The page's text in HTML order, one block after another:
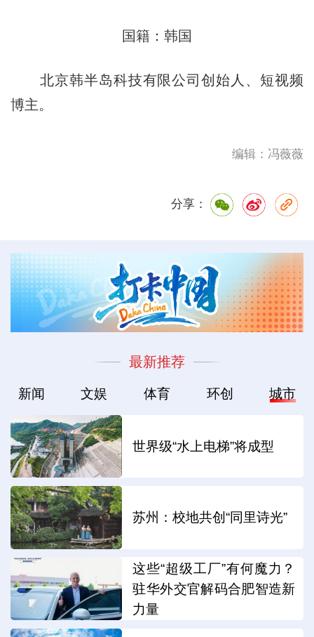
国籍：韩国
北京韩半岛科技有限公司创始人、短视频
博主。
编辑：冯薇薇
分享：
最新推荐
新闻 文娱 体育 环创 城市
世界级“水上电梯”将成型
苏州：校地共创“同里诗光”
这些“超级工厂”有何魔力？
驻华外交官解码合肥智造新
力量